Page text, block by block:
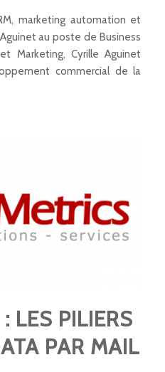
marketing automation et
au poste de Business
Marketing, Cyrille Aguinet
commercial de la
LES PILIERS
PAR MAIL